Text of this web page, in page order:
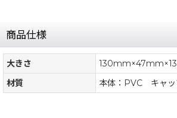
商品仕様
大きさ
材質
本体：PVC キャ